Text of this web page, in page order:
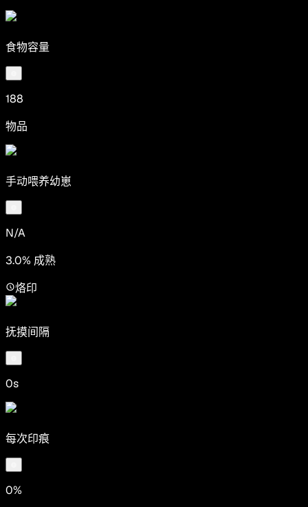
食物容量
188
物品
手动喂养幼崽
N/A
3.0% 成熟
烙印
抚摸间隔
0s
每次印痕
0%